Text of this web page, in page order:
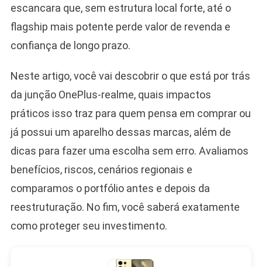
escancara que, sem estrutura local forte, até o
flagship mais potente perde valor de revenda e
confiança de longo prazo.
Neste artigo, você vai descobrir o que está por trás
da junção OnePlus-realme, quais impactos
práticos isso traz para quem pensa em comprar ou
já possui um aparelho dessas marcas, além de
dicas para fazer uma escolha sem erro. Avaliamos
benefícios, riscos, cenários regionais e
comparamos o portfólio antes e depois da
reestruturação. No fim, você saberá exatamente
como proteger seu investimento.